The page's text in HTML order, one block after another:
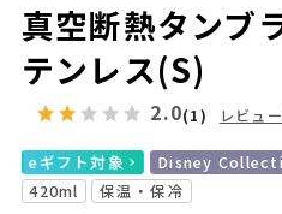
真空断熱タンブ
テンレス(S)
2.0(1) レビュ
eギフト対象 Disney
420ml
保温・保冷